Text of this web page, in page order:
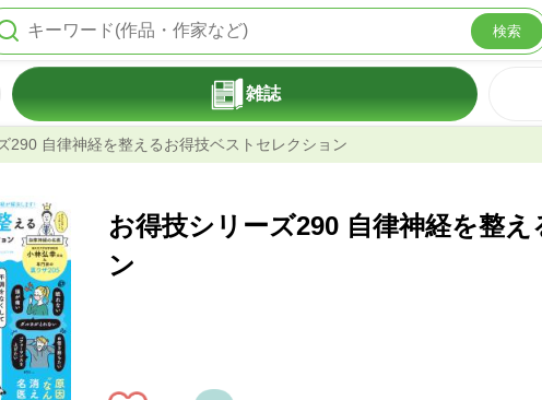
検索
雑誌
290 自律神経を整えるお得技ベストセレクション
お得技シリーズ290 自律神経を整
ン